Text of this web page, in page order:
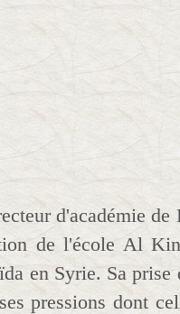
d'académie
de l'école Al
en Syrie. Sa prise
pressions dont